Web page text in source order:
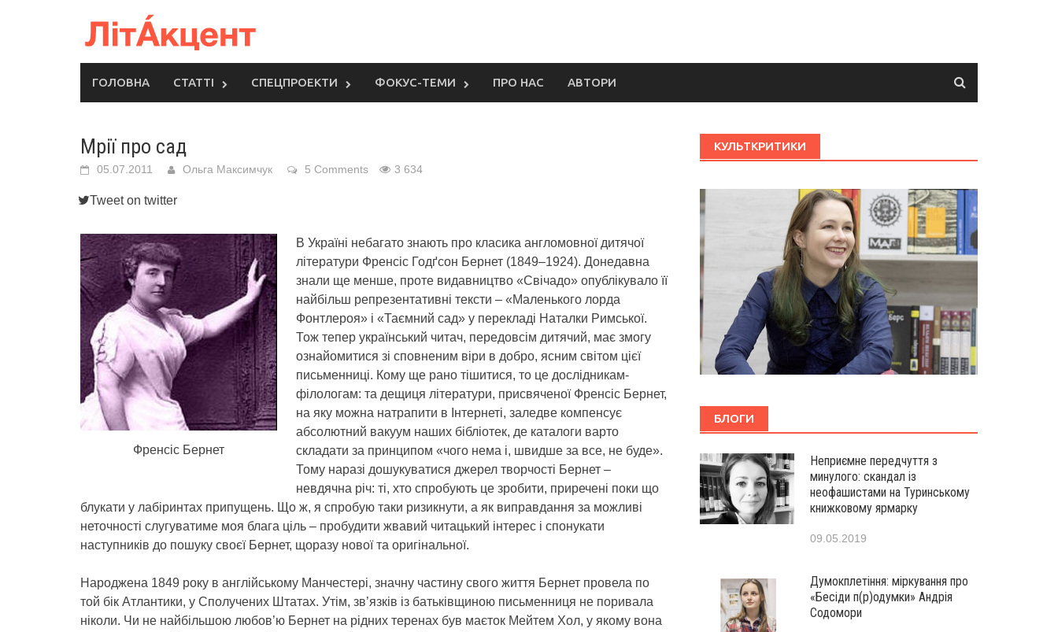
ГОЛОВНА СТАТТІ СПЕЦПРОЕКТИ ФОКУС-ТЕМИ ПРО НАС АВТОРИ
Мрії про сад
05.07.2011 Ольга Максимчук 5 Comments 3 634
Tweet on twitter
Френсіс Бернет
В Україні небагато знають про класика англомовної дитячої
літератури Френсіс Годґсон Бернет (1849–1924). Донедавна
знали ще менше, проте видавництво «Свічадо» опублікувало її
найбільш репрезентативні тексти – «Маленького лорда
Фонтлероя» і «Таємний сад» у перекладі Наталки Римської.
Тож тепер український читач, передовсім дитячий, має змогу
ознайомитися зі сповненим віри в добро, ясним світом цієї
письменниці. Кому ще рано тішитися, то це дослідникам-
філологам: та дещиця літератури, присвяченої Френсіс Бернет,
на яку можна натрапити в Інтернеті, заледве компенсує
абсолютний вакуум наших бібліотек, де каталоги варто
складати за принципом «чого нема і, швидше за все, не буде».
Тому наразі дошукуватися джерел творчості Бернет –
невдячна річ: ті, хто спробують це зробити, приречені поки що
блукати у лабіринтах припущень. Що ж, я спробую таки ризикнути, а як виправдання за можливі
неточності слугуватиме моя блага ціль – пробудити жвавий читацький інтерес і спонукати
наступників до пошуку своєї Бернет, щоразу нової та оригінальної.
Народжена 1849 року в англійському Манчестері, значну частину свого життя Бернет провела по
той бік Атлантики, у Сполучених Штатах. Утім, зв’язків із батьківщиною письменниця не поривала
ніколи. Чи не найбільшою любов’ю Бернет на рідних теренах був маєток Мейтем Хол, у якому вона
КУЛЬТКРИТИКИ
БЛОГИ
Неприємне передчуття з
минулого: скандал із
неофашистами на Туринському
книжковому ярмарку
09.05.2019
Думокплетіння: міркування про
«Бесіди п(р)одумки» Андрія
Содомори